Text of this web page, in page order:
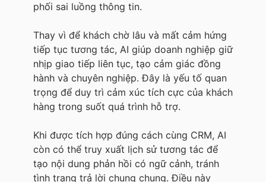
phối sai luồng thông tin.
Thay vì để khách chờ lâu và mất cảm hứng
tiếp tục tương tác, AI giúp doanh nghiệp giữ
nhịp giao tiếp liên tục, tạo cảm giác đồng
hành và chuyên nghiệp. Đây là yếu tố quan
trọng để duy trì cảm xúc tích cực của khách
hàng trong suốt quá trình hỗ trợ.
Khi được tích hợp đúng cách cùng CRM, AI
còn có thể truy xuất lịch sử tương tác để
tạo nội dung phản hồi có ngữ cảnh, tránh
tình trạng trả lời chung chung. Điều này